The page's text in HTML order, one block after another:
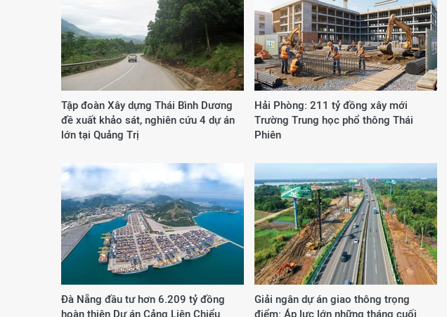
Tập đoàn Xây dựng Thái Bình Dương
đề xuất khảo sát, nghiên cứu 4 dự án
lớn tại Quảng Trị
Hải Phòng: 211 tỷ đồng xây mới
Trường Trung học phổ thông Thái
Phiên
Đà Nẵng đầu tư hơn 6.209 tỷ đồng
hoàn thiện Dự án Cảng Liên Chiểu
Giải ngân dự án giao thông trọng
điểm: Áp lực lớn những tháng cuối